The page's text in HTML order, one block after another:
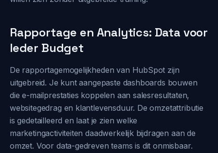
Rapportage en Analytics: Data voor
Ieder Budget
De rapportagemogelijkheden van HubSpot zijn
uitgebreid. Je kunt aangepaste dashboards bouwen
die e-mailprestaties koppelen aan salesresultaten,
websitegedrag en klantlevensduur. De omzetattributie
is gedetailleerd en laat je zien welke
marketingactiviteiten daadwerkelijk bijdragen aan de
omzet. Voor data-gedreven teams is dit onmisbaar.